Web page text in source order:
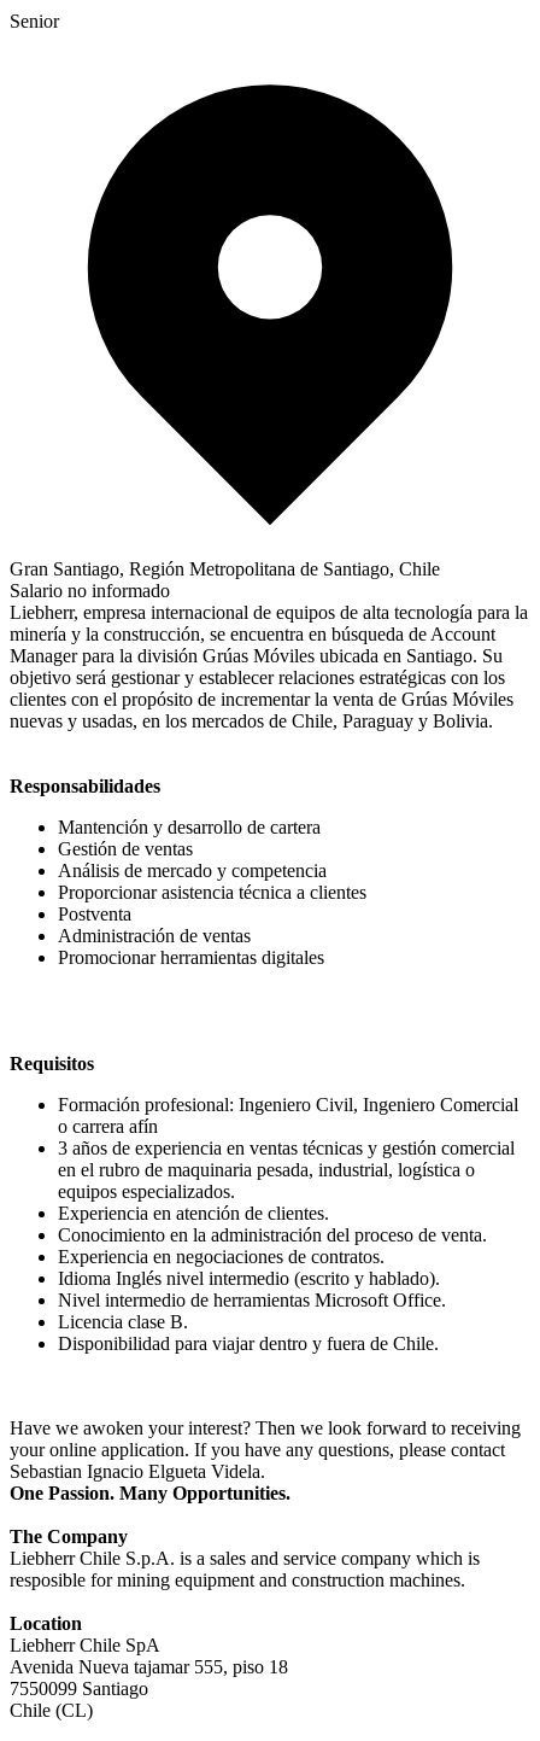
Senior
Gran Santiago, Región Metropolitana de Santiago, Chile
Salario no informado
Liebherr, empresa internacional de equipos de alta tecnología para la
minería y la construcción, se encuentra en búsqueda de Account
Manager para la división Grúas Móviles ubicada en Santiago. Su
objetivo será gestionar y establecer relaciones estratégicas con los
clientes con el propósito de incrementar la venta de Grúas Móviles
nuevas y usadas, en los mercados de Chile, Paraguay y Bolivia.
Responsabilidades
Mantención y desarrollo de cartera
Gestión de ventas
Análisis de mercado y competencia
Proporcionar asistencia técnica a clientes
Postventa
Administración de ventas
Promocionar herramientas digitales
Requisitos
Formación profesional: Ingeniero Civil, Ingeniero Comercial
o carrera afín
3 años de experiencia en ventas técnicas y gestión comercial
en el rubro de maquinaria pesada, industrial, logística o
equipos especializados.
Experiencia en atención de clientes.
Conocimiento en la administración del proceso de venta.
Experiencia en negociaciones de contratos.
Idioma Inglés nivel intermedio (escrito y hablado).
Nivel intermedio de herramientas Microsoft Office.
Licencia clase B.
Disponibilidad para viajar dentro y fuera de Chile.
Have we awoken your interest? Then we look forward to receiving
your online application. If you have any questions, please contact
Sebastian Ignacio Elgueta Videla.
One Passion. Many Opportunities.
The Company
Liebherr Chile S.p.A. is a sales and service company which is
resposible for mining equipment and construction machines.
Location
Liebherr Chile SpA
Avenida Nueva tajamar 555, piso 18
7550099 Santiago
Chile (CL)